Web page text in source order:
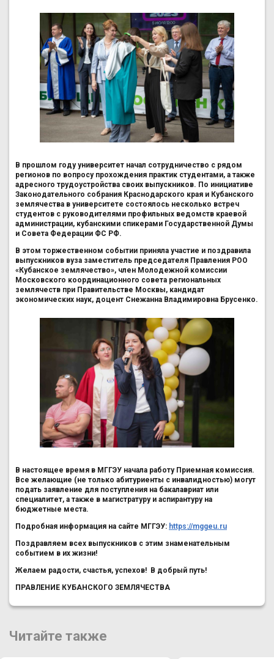
В прошлом году университет начал сотрудничество с рядом
регионов по вопросу прохождения практик студентами, а также
адресного трудоустройства своих выпускников. По инициативе
Законодательного собрания Краснодарского края и Кубанского
землячества в университете состоялось несколько встреч
студентов с руководителями профильных ведомств краевой
администрации, кубанскими спикерами Государственной Думы
и Совета Федерации ФС РФ.
В этом торжественном событии приняла участие и поздравила
выпускников вуза заместитель председателя Правления РОО
«Кубанское землячество», член Молодежной комиссии
Московского координационного совета региональных
землячеств при Правительстве Москвы, кандидат
экономических наук, доцент Снежанна Владимировна Брусенко.
В настоящее время в МГГЭУ начала работу Приемная комиссия.
Все желающие (не только абитуриенты с инвалидностью) могут
подать заявление для поступления на бакалавриат или
специалитет, а также в магистратуру и аспирантуру на
бюджетные места.
Подробная информация на сайте МГГЭУ: https://mggeu.ru
Поздравляем всех выпускников с этим знаменательным
событием в их жизни!
Желаем радости, счастья, успехов! В добрый путь!
ПРАВЛЕНИЕ КУБАНСКОГО ЗЕМЛЯЧЕСТВА
Читайте также